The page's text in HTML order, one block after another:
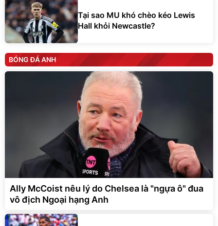
Tại sao MU khó chèo kéo Lewis
Hall khỏi Newcastle?
BÓNG ĐÁ ANH
Ally McCoist nêu lý do Chelsea là "ngựa ô" đua
vô địch Ngoại hạng Anh